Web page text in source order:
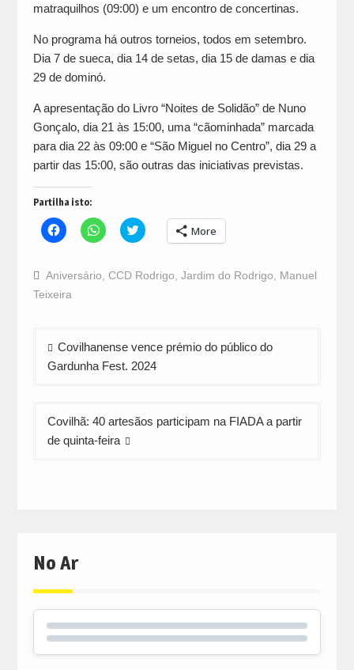
matraquilhos (09:00) e um encontro de concertinas.
No programa há outros torneios, todos em setembro.
Dia 7 de sueca, dia 14 de setas, dia 15 de damas e dia
29 de dominó.
A apresentação do Livro “Noites de Solidão” de Nuno
Gonçalo, dia 21 às 15:00, uma “cãominhada” marcada
para dia 22 às 09:00 e “São Miguel no Centro”, dia 29 a
partir das 15:00, são outras das iniciativas previstas.
Partilha isto:
Click
to
Facebook
(Opens
in
new
Click
to
WhatsApp
(Opens
Click
to
Twitter
(Opens
More
Aniversário CCD Rodrigo Jardim do Rodrigo
Manuel
Teixeira
Navegação
de
Covilhanense vence prémio do público do
Gardunha Fest. 2024
Covilhã: 40 artesãos participam na FIADA a partir
de quinta-feira
No Ar